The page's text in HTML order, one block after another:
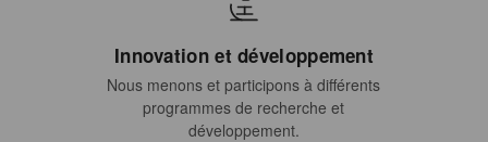
Innovation et développement
Nous menons et participons à différents
programmes de recherche et
développement.